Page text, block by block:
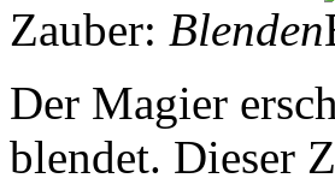
Zauber: Blenden
Der Magier
blendet. Dieser